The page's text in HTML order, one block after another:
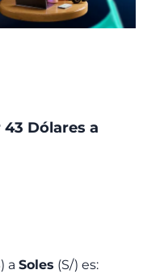
Dólares a
a Soles (S/) es: